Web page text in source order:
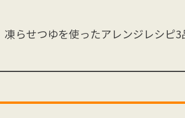
らせつゆを使ったアレンジレシピ